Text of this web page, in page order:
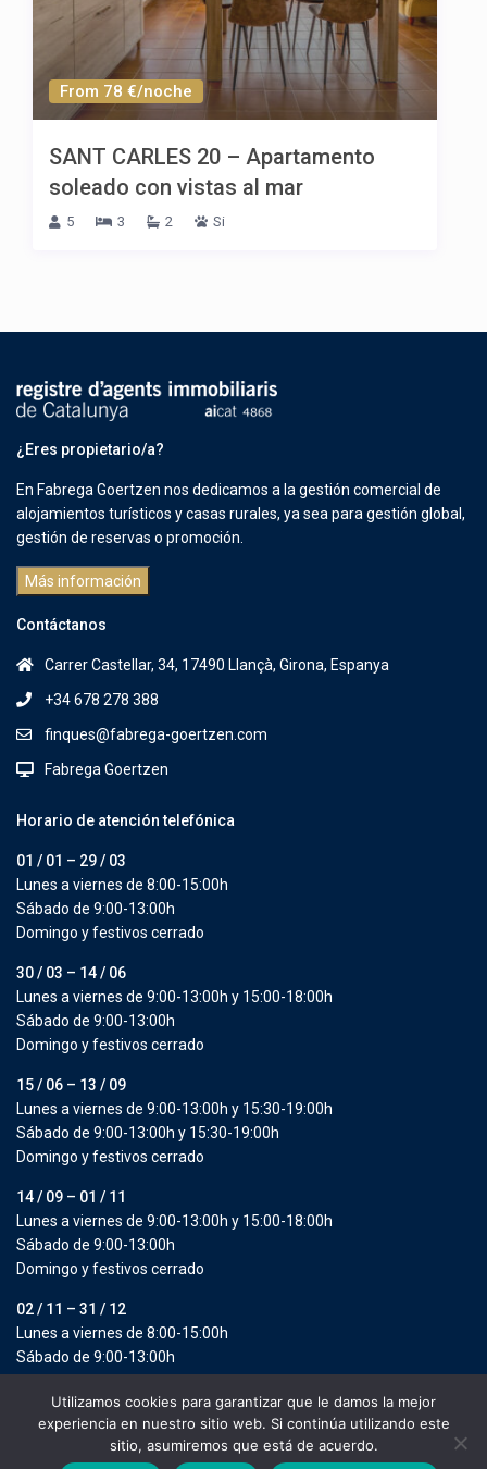
From 78 €/noche
SANT CARLES 20 – Apartamento
soleado con vistas al mar
5 3 2 Si
¿Eres propietario/a?
En Fabrega Goertzen nos dedicamos a la gestión comercial de
alojamientos turísticos y casas rurales, ya sea para gestión global,
gestión de reservas o promoción.
Más información
Contáctanos
Carrer Castellar, 34, 17490 Llançà, Girona, Espanya
+34 678 278 388
finques@fabrega-goertzen.com
Fabrega Goertzen
Horario de atención telefónica
01 / 01 – 29 / 03
Lunes a viernes de 8:00-15:00h
Sábado de 9:00-13:00h
Domingo y festivos cerrado
30 / 03 – 14 / 06
Lunes a viernes de 9:00-13:00h y 15:00-18:00h
Sábado de 9:00-13:00h
Domingo y festivos cerrado
15 / 06 – 13 / 09
Lunes a viernes de 9:00-13:00h y 15:30-19:00h
Sábado de 9:00-13:00h y 15:30-19:00h
Domingo y festivos cerrado
14 / 09 – 01 / 11
Lunes a viernes de 9:00-13:00h y 15:00-18:00h
Sábado de 9:00-13:00h
Domingo y festivos cerrado
02 / 11 – 31 / 12
Lunes a viernes de 8:00-15:00h
Sábado de 9:00-13:00h
Copyright 2025 | Fabrega Goertzen by More Holiday S.L. All Rights
Utilizamos cookies para garantizar que le damos la mejor
experiencia en nuestro sitio web. Si continúa utilizando este
sitio, asumiremos que está de acuerdo.